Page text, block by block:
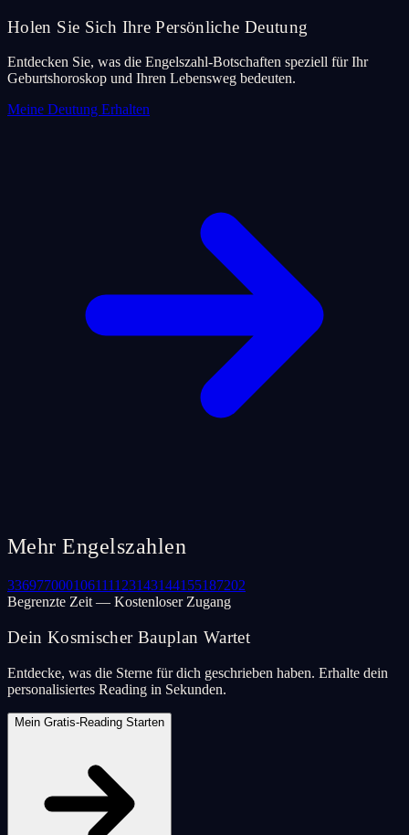
Holen Sie Sich Ihre Persönliche Deutung
Entdecken Sie, was die Engelszahl-Botschaften speziell für Ihr
Geburtshoroskop und Ihren Lebensweg bedeuten.
Meine Deutung Erhalten
Mehr Engelszahlen
336977000106111123143144155187202
Begrenzte Zeit — Kostenloser Zugang
Dein Kosmischer Bauplan Wartet
Entdecke, was die Sterne für dich geschrieben haben. Erhalte dein
personalisiertes Reading in Sekunden.
Mein Gratis-Reading Starten